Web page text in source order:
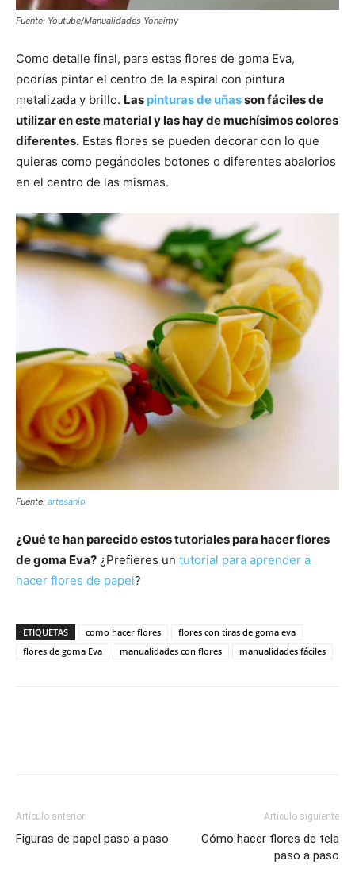
Fuente: Youtube/Manualidades Yonaimy
Como detalle final, para estas flores de goma Eva,
podrías pintar el centro de la espiral con pintura
metalizada y brillo. Las pinturas de uñasson fáciles de
utilizar en este material y las hay de muchísimos colores
diferentes. Estas flores se pueden decorar con lo que
quieras como pegándoles botones o diferentes abalorios
en el centro de las mismas.
Fuente: artesanio
¿Qué te han parecido estos tutoriales para hacer flores
de goma Eva? ¿Prefieres un tutorial para aprender a
hacer flores de papel?
ETIQUETAS como hacer flores
flores con tiras de goma eva
flores de goma Eva
manualidades con flores manualidades fáciles
Artículo anterior
Figuras de papel paso a paso
Artículo siguiente
Cómo hacer flores de tela
paso a paso